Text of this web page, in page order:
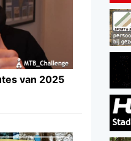
van 2025